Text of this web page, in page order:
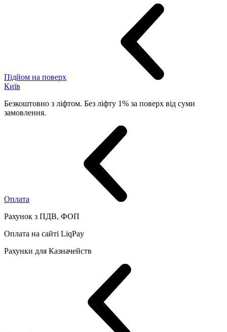
Підйом на поверх
Київ
Безкоштовно з ліфтом. Без ліфту 1% за поверх від суми
замовлення.
Оплата
Рахунок з ПДВ, ФОП
Оплата на сайті LiqPay
Рахунки для Казначейств